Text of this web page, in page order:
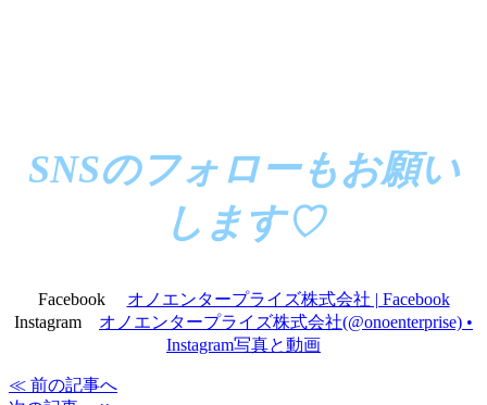
SNSのフォローもお願い
します♡
Facebook オノエンタープライズ株式会社 | Facebook
Instagram オノエンタープライズ株式会社(@onoenterprise) •
Instagram写真と動画
≪ 前の記事へ